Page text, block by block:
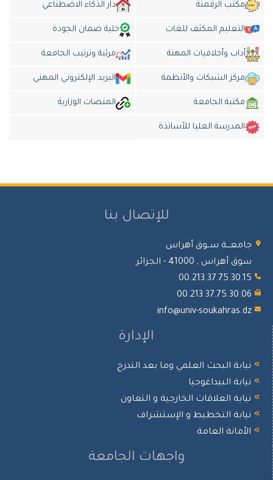
مكتب الرقمنة دار الذكاء الاضطناعي
التعليم المكثف للغات خلية ضمان الجودة
أداب وأخلاقيات المهنة مرئية وترتيب الجامعة
مركز الشبكات والأنظمة البريد الإلكتروني المهني
مكتبة الجامعة المنصات الوزارية
المدرسة العليا للأساتذة
للإتصال بنا
جامعـــة ســوق أهراس
سوق أهراس , 41000 - الجزائر
00.213.37.75.30.15
00.213.37.75.30.06
info@univ-soukahras.dz
الإدارة
نيابة البحث العلمي وما بعد التدرج
نيابة البيداغوجيا
نيابة العلاقات الخارجية و التعاون
نيابة التخطيط و الإستشراف
الأمانة العامة
واجهات الجامعة